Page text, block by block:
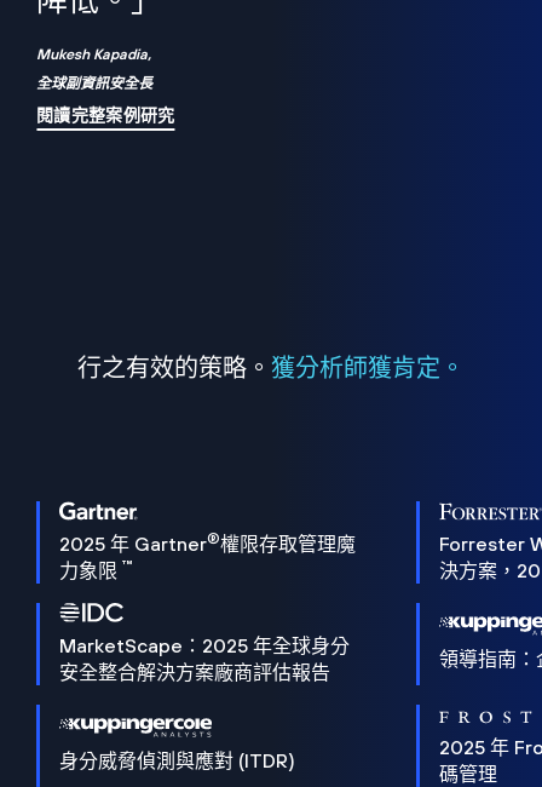
Mukesh Kapadia,
全球副資訊安全長
閱讀完整案例研究
行之有效的策略。 獲分析師獲肯定。
2025 年 Gartner®權限存取管理魔
力象限 ™
Forrester
決方案，
MarketScape：2025 年全球身分
安全整合解決方案廠商評估報告
領導指南
身分威脅偵測與應對 (ITDR)
2025 年
碼管理